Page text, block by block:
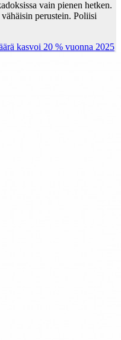
vain pienen hetken.
perustein. Poliisi
kasvoi 20 % vuonna 2025